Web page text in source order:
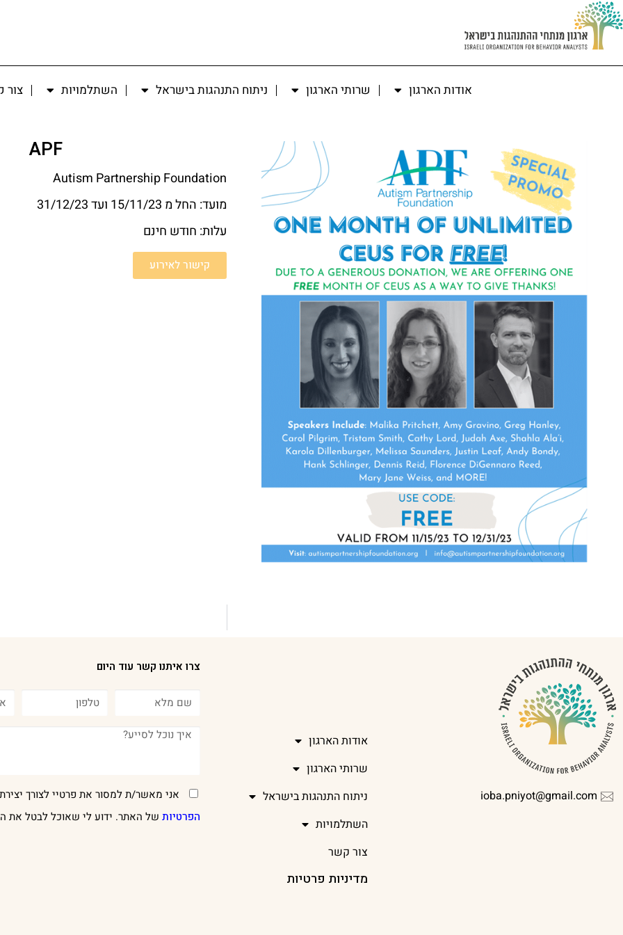
אודות הארגון שרותי הארגון ניתוח התנהגות בישראל השתלמויות צור
APF
Autism Partnership Foundation
מועד: החל מ 15/11/23 ועד 31/12/23
עלות: חודש חינם
קישור לאירוע
ioba.pniyot@gmail.com
אודות הארגון
שרותי הארגון
ניתוח התנהגות בישראל
השתלמויות
צור קשר
מדיניות פרטיות
צרו איתנו קשר עוד היום
אני מאשר/ת למסור את פרטיי לצורך
הפרטיותשל האתר. ידוע לי שאוכל לבטל את